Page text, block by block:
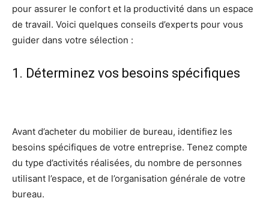
pour assurer le confort et la productivité dans un espace
de travail. Voici quelques conseils d’experts pour vous
guider dans votre sélection :
1. Déterminez vos besoins spécifiques
Avant d’acheter du mobilier de bureau, identifiez les
besoins spécifiques de votre entreprise. Tenez compte
du type d’activités réalisées, du nombre de personnes
utilisant l’espace, et de l’organisation générale de votre
bureau.